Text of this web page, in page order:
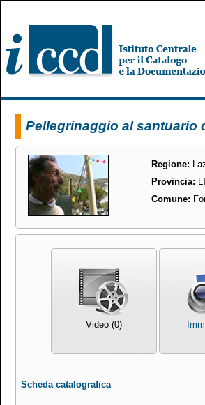
Pellegrinaggio al santuario
Regione:
Provincia:
Comune:
Video (0)
Scheda catalografica